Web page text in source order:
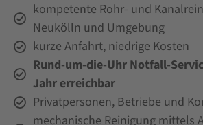
kompetente Rohr- und
Neukölln und Umgebung
kurze Anfahrt, niedrige Kosten
Rund-um-die-Uhr Notfall-
Jahr erreichbar
Privatpersonen, Betriebe und
mechanische Reinigung mittels